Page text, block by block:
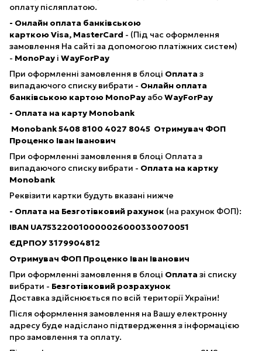
оплату післяплатою.
- Онлайн оплата банківською
карткою Visa, MasterCard - (Під час оформлення
замовлення На сайті за допомогою платіжних систем)
- MonoPay і WayForPay
При оформленні замовлення в блоці Оплата з
випадаючого списку вибрати - Онлайн оплата
банківською картою MonoPay абоWayForPay
- Оплата на карту Monobank
Monobank5408 8100 4027 8045 Отримувач ФОП
Проценко Іван Іванович
При оформленні замовлення в блоці Оплата з
випадаючого списку вибрати - Оплата на картку
Monobank​
Реквізити картки будуть вказані нижче
- Оплата на Безготівковий рахунок (на рахунок ФОП):
IBAN UA753220010000026000330070051
ЄДРПОУ 3179904812
Отримувач ФОП Проценко Іван Іванович
При оформленні замовлення в блоці Оплата зі списку
вибрати - Безготівковий розрахунок
Доставка здійснюється по всій території України!
Після оформлення замовлення на Вашу електронну
адресу буде надіслано підтвердження з інформацією
про замовлення та оплату.